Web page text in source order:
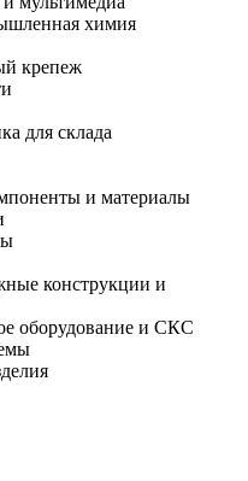
химия
крепеж
для склада
и материалы
конструкции и
оборудование и СКС